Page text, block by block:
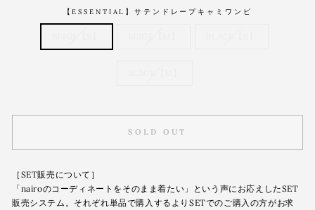
【ESSENTIAL】サテンドレープキャミワンピ
SOLD OUT
［SET販売について］
「nairoのコーディネートをそのまま着たい」という声にお応えしたSET
販売システム。それぞれ単品で購入するよりSETでのご購入の方がお求